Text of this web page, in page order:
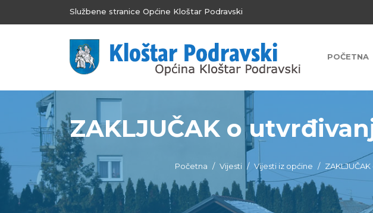
Službene stranice Općine Kloštar Podravski
POČETNA
ZAKLJUČAK o
Početna Vijesti Vijesti iz općine